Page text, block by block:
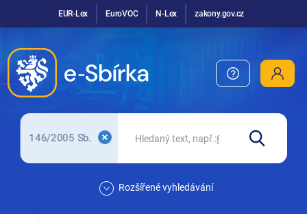
EUR-Lex EuroVOC N-Lex zakony.gov.cz
146/2005 Sb.
Rozšířené vyhledávání